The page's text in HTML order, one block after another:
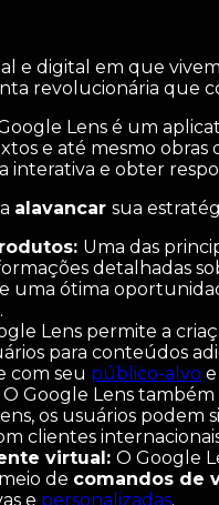
e digital em que
revolucionária que
Lens é um
e até mesmo
e obter
alavancar sua
Uma das
detalhadas
uma ótima
Lens permite a
para conteúdos
com seu público-alvo
O Google Lens
os usuários
clientes
virtual: O Google
de comandos de
e personalizadas.